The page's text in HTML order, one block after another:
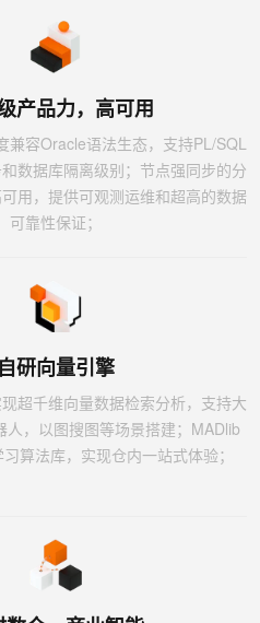
产品力，高可用
兼容Oracle语法生态，支持PL/SQL
数据库隔离级别；节点强同步的分
用，提供可观测运维和超高的数据
可靠性保证；
自研向量引擎
超千维向量数据检索分析，支持大
人，以图搜图等场景搭建；MADlib
算法库，实现仓内一站式体验；